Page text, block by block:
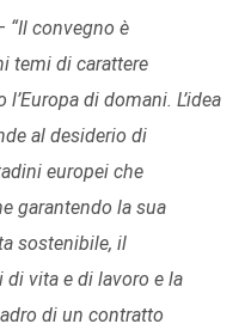
“Il convegno è
temi di carattere
di domani. L’idea
al desiderio di
europei che
garantendo la sua
sostenibile, il
vita e di lavoro e la
di un contratto